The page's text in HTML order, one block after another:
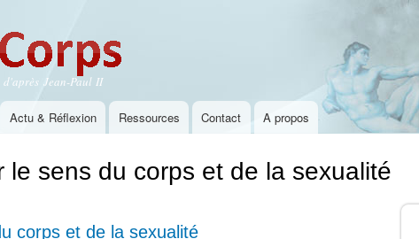
Jean-Paul II
Actu & Réflexion Ressources Contact A propos
le sens du corps et de la sexualité
corps et de la sexualité